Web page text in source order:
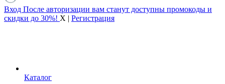
Вход После авторизации вам станут доступны промокоды и
скидки до 30%! X | Регистрация
Каталог